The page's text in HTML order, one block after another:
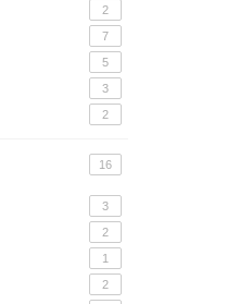
2
7
5
3
2
16
3
2
1
2